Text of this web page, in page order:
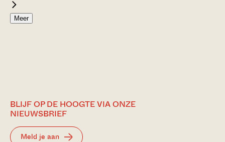
Meer
BLIJF OP DE HOOGTE VIA ONZE
NIEUWSBRIEF
Meld je aan